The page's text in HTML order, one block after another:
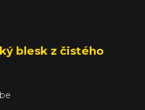
blesk z čistého